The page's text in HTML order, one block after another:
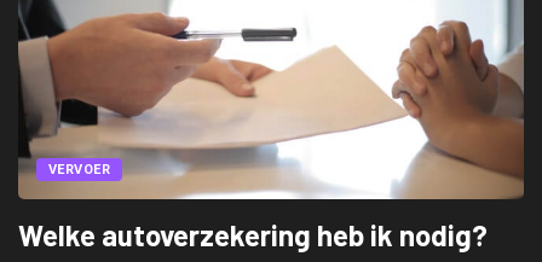
VERVOER
Welke autoverzekering heb ik nodig?